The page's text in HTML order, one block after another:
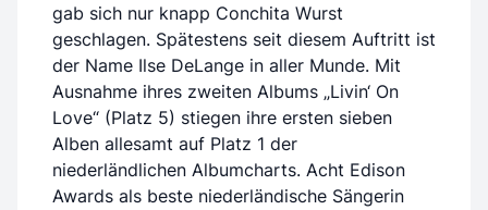
gab sich nur knapp Conchita Wurst
geschlagen. Spätestens seit diesem Auftritt ist
der Name Ilse DeLange in aller Munde. Mit
Ausnahme ihres zweiten Albums „Livin‘ On
Love“ (Platz 5) stiegen ihre ersten sieben
Alben allesamt auf Platz 1 der
niederländlichen Albumcharts. Acht Edison
Awards als beste niederländische Sängerin